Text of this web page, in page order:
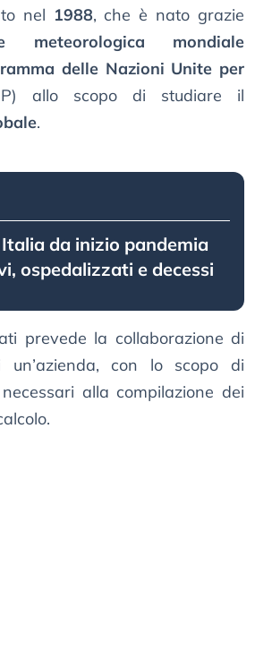
nel 1988, che è nato grazie
meteorologica mondiale
delle Nazioni Unite per
allo scopo di studiare il
.
da inizio pandemia
ospedalizzati e decessi
prevede la collaborazione di
un’azienda, con lo scopo di
alla compilazione dei